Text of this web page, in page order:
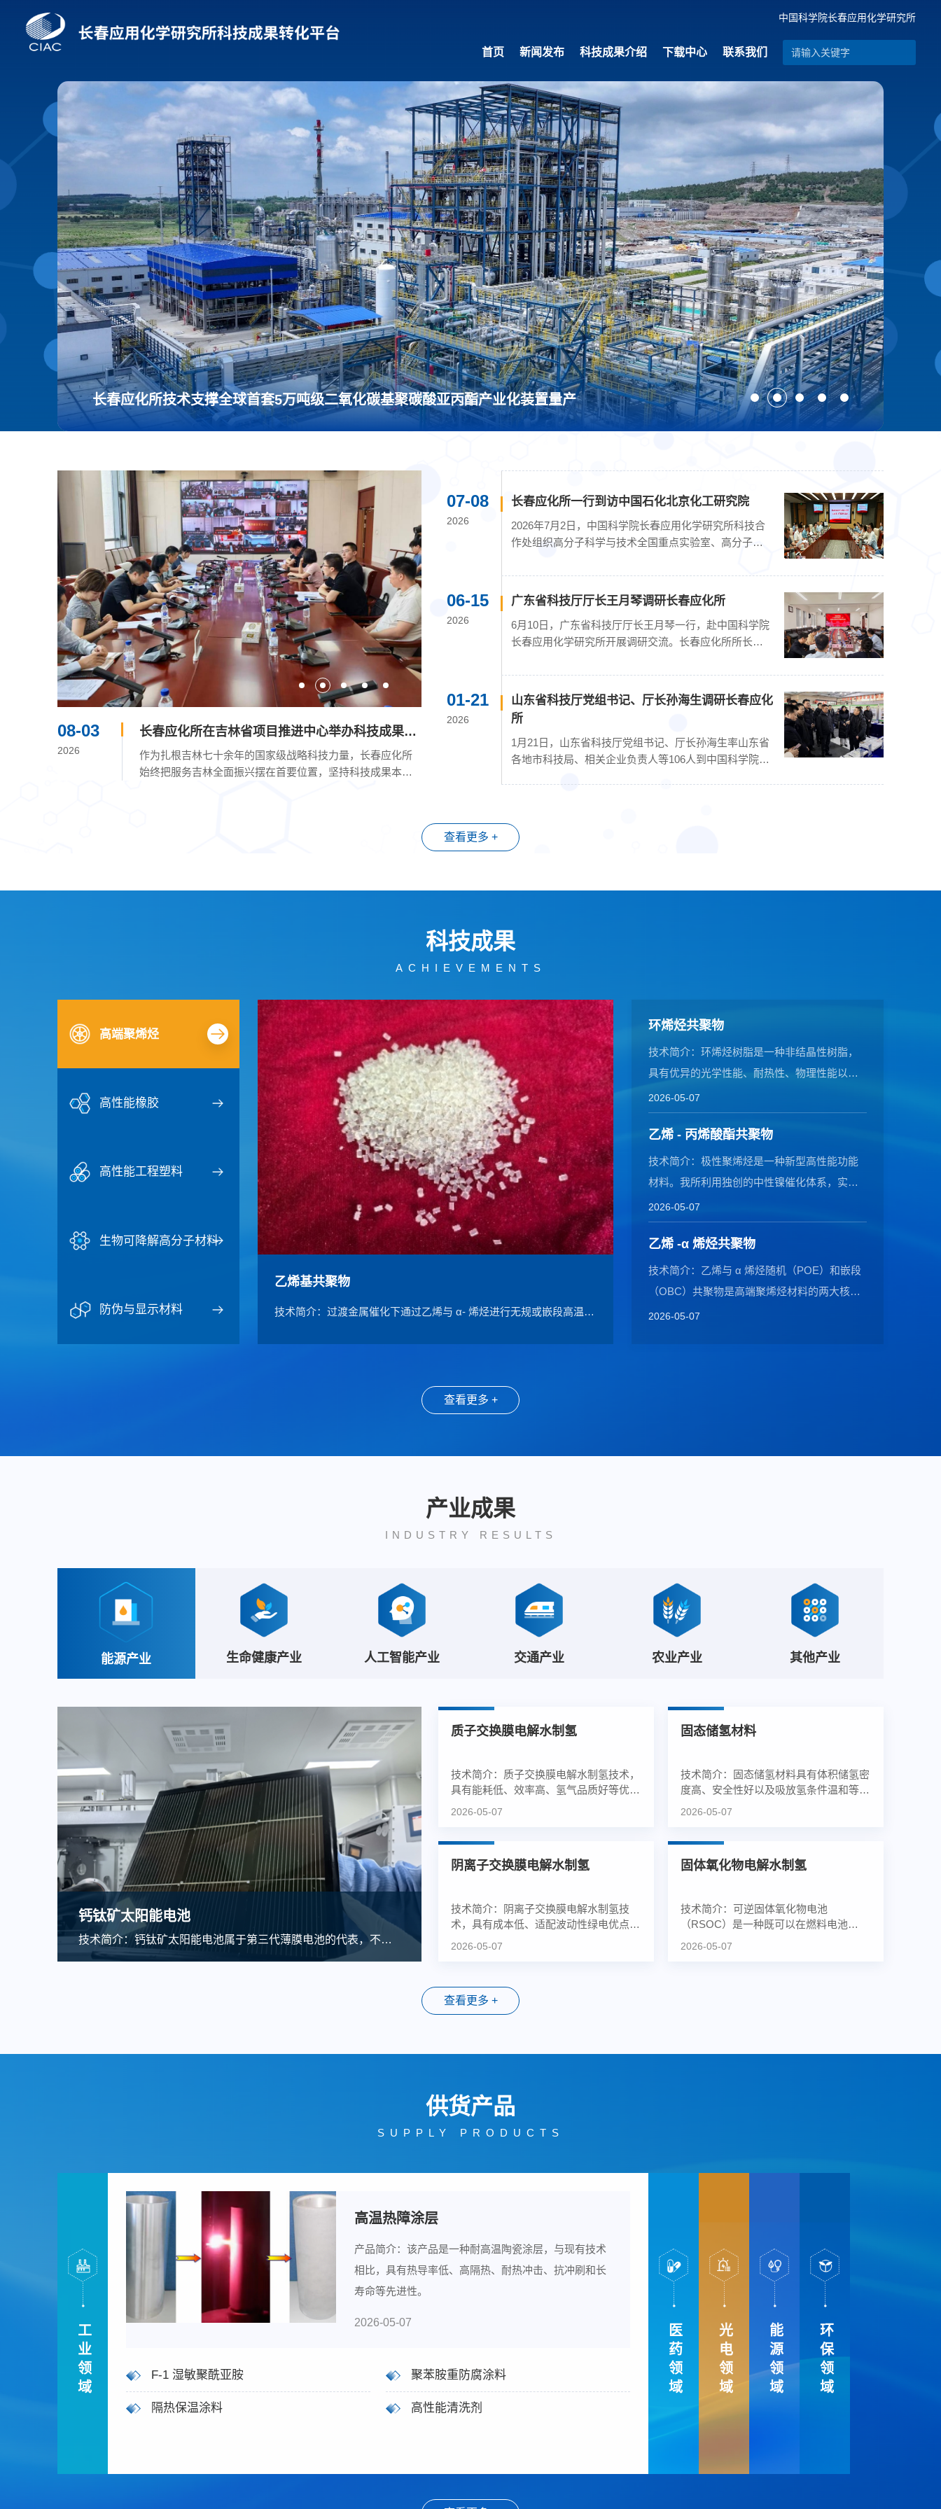
中国科学院长春应用化学研究所
首页 新闻发布 科技成果介绍 下载中心 联系我们
长春应化所技术支撑全球首套5万吨级二氧化碳基聚碳酸亚丙酯产业化装置量产
08-03
2026
长春应化所在吉林省项目推进中心举办科技成果专
题推介活动
作为扎根吉林七十余年的国家级战略科技力量，长春应化所
始终把服务吉林全面振兴摆在首要位置，坚持科技成果本地
2026年7月13日，中国科学院长春应用化学研究所科技合作处
(武汉)石油...
07-13
2026
长春应化所
2026年7月7日
验室8位科研人
07-08
2026
长春应化所一行到访中国石化北京化工研究院
2026年7月2日，中国科学院长春应用化学研究所科技合
作处组织高分子科学与技术全国重点实验室、高分子材
06-15
2026
广东省科技厅厅长王月琴调研长春应化所
6月10日，广东省科技厅厅长王月琴一行，赴中国科学院
长春应用化学研究所开展调研交流。长春应化所所长刘
01-21
2026
山东省科技厅党组书记、厅长孙海生调研长春应化
所
1月21日，山东省科技厅党组书记、厅长孙海生率山东省
各地市科技局、相关企业负责人等106人到中国科学院长
查看更多 +
科技成果
ACHIEVEMENTS
高端聚烯烃
高性能橡胶
高性能工程塑料
生物可降解高分子材料
防伪与显示材料
乙烯基共聚物
技术简介：过渡金属催化下通过乙烯与 α- 烯烃进行无规或嵌段高温溶液共聚获得综合性能优异的...
环烯烃共聚物
技术简介：环烯烃树脂是一种非结晶性树脂，
具有优异的光学性能、耐热性、物理性能以及
加工性...
2026-05-07
乙烯 - 丙烯酸酯共聚物
技术简介：极性聚烯烃是一种新型高性能功能
材料。我所利用独创的中性镍催化体系，实现
了乙烯...
2026-05-07
乙烯 -α 烯烃共聚物
技术简介：乙烯与 α 烯烃随机（POE）和嵌段
（OBC）共聚物是高端聚烯烃材料的两大核心
品种，...
2026-05-07
查看更多 +
产业成果
INDUSTRY RESULTS
能源产业 生命健康产业 人工智能产业 交通产业 农业产业 其他产业
钙钛矿太阳能电池
技术简介：钙钛矿太阳能电池属于第三代薄膜电池的代表，不但
在清洁能源领域可解决重要的能源紧缺问题，...
质子交换膜电解水制氢
技术简介：质子交换膜电解水制氢技术，
具有能耗低、效率高、氢气品质好等优
2026-05-07
固态储氢材料
技术简介：固态储氢材料具有体积储氢密
度高、安全性好以及吸放氢条件温和等优
2026-05-07
阴离子交换膜电解水制氢
技术简介：阴离子交换膜电解水制氢技
术，具有成本低、适配波动性绿电优点，
2026-05-07
固体氧化物电解水制氢
技术简介：可逆固体氧化物电池
（RSOC）是一种既可以在燃料电池
2026-05-07
查看更多 +
供货产品
SUPPLY PRODUCTS
工业领域
高温热障涂层
产品简介：该产品是一种耐高温陶瓷涂层，与现有技术
相比，具有热导率低、高隔热、耐热冲击、抗冲刷和长
寿命等先进性。
2026-05-07
F-1 湿敏聚酰亚胺 聚苯胺重防腐涂料
隔热保温涂料 高性能清洗剂
医药领域 光电领域 能源领域 环保领域